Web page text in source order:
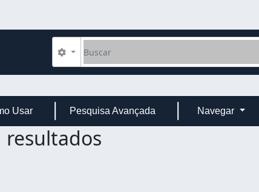
Buscar
Opções de busca
Usar Pesquisa Avançada Navegar
resultados